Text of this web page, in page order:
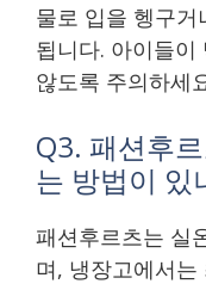
물로 입을 헹구
됩니다. 아이들이
않도록 주의하세
Q3. 패션후
는 방법이 있
패션후르츠는 실
며, 냉장고에서